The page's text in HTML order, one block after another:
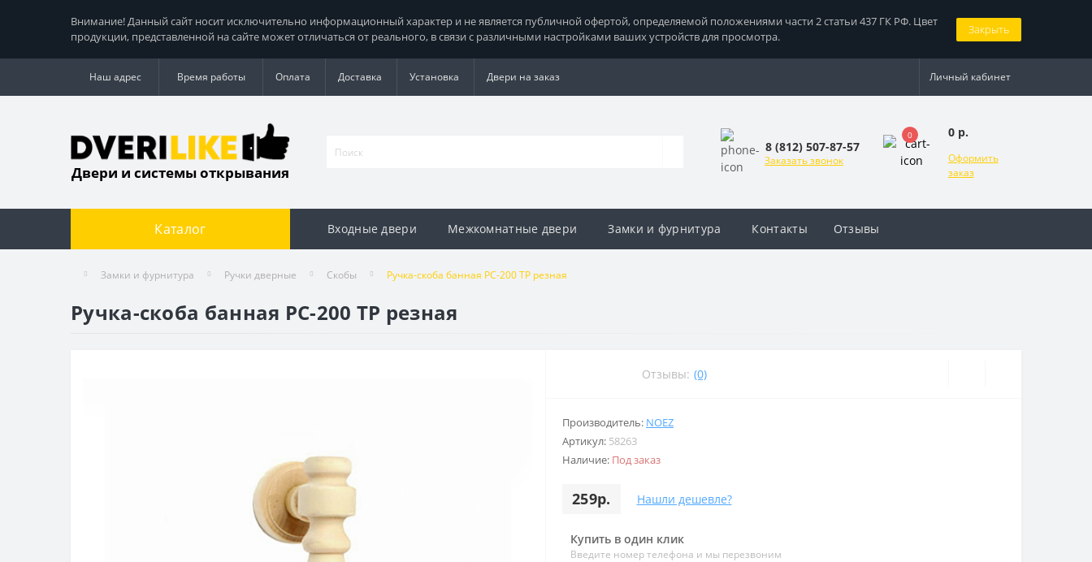
Внимание! Данный сайт носит исключительно информационный характер и не является публичной офертой, определяемой положениями части 2 статьи 437 ГК РФ. Цвет
продукции, представленной на сайте может отличаться от реального, в связи с различными настройками ваших устройств для просмотра.
Закрыть
Наш адрес Время работы Оплата Доставка Установка Двери на заказ Личный кабинет
Двери и системы открывания
8 (812) 507-87-57
Заказать звонок
0 0 р.
Оформить
заказ
Каталог Входные двери Межкомнатные двери Замки и фурнитура Контакты Отзывы
Замки и фурнитура Ручки дверные Скобы Ручка-скоба банная РС-200 ТР резная
Ручка-скоба банная РС-200 ТР резная
Отзывы: (0)
Производитель: NOEZ
Артикул: 58263
Наличие: Под заказ
259р. Нашли дешевле?
Купить в один клик
Введите номер телефона и мы перезвоним